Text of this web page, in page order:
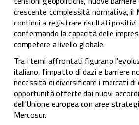
crescente complessità normativa, il
continui a registrare risultati positivi
confermando la capacità delle
competere a livello globale.
Tra i temi affrontati figurano
italiano, l'impatto di dazi e barriere
necessità di diversificare i mercati di
opportunità offerte dai nuovi
dell'Unione europea con aree
Mercosur.